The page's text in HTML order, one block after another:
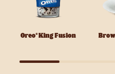
Oreo® King Fusion